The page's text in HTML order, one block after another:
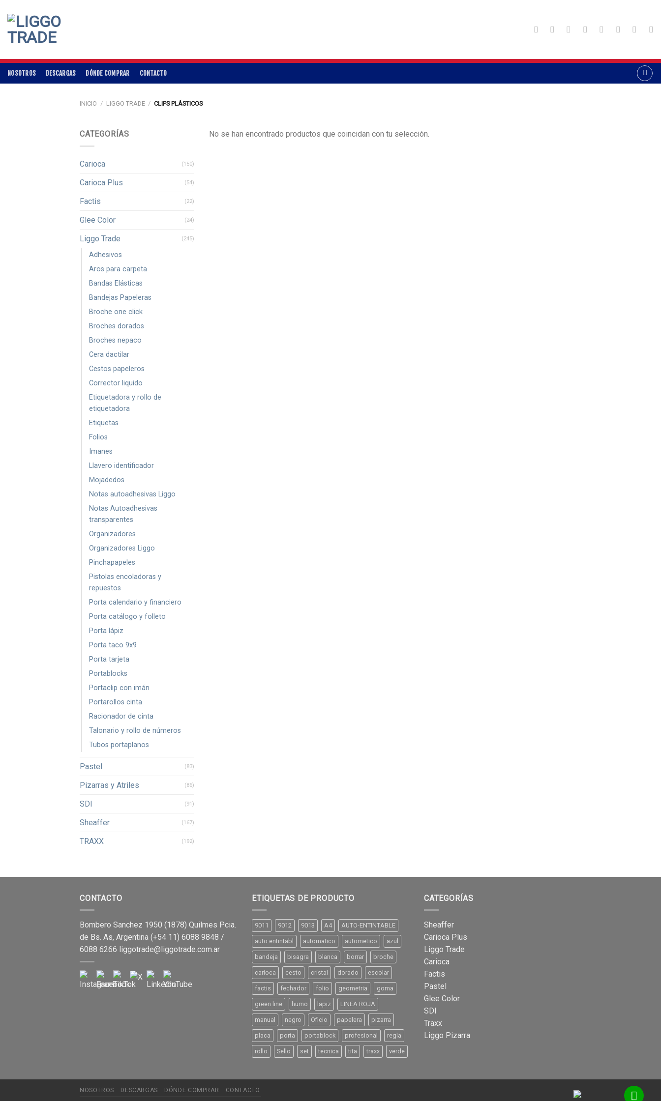
content
NOSOTROS DESCARGAS DÓNDE COMPRAR CONTACTO
INICIO / LIGGO TRADE / CLIPS PLÁSTICOS
CATEGORÍAS
Carioca (150)
Carioca Plus (54)
Factis (22)
Glee Color (24)
Liggo Trade (245)
Adhesivos
Aros para carpeta
Bandas Elásticas
Bandejas Papeleras
Broche one click
Broches dorados
Broches nepaco
Cera dactilar
Cestos papeleros
Corrector liquido
Etiquetadora y rollo de
etiquetadora
Etiquetas
Folios
Imanes
Llavero identificador
Mojadedos
Notas autoadhesivas Liggo
Notas Autoadhesivas
transparentes
Organizadores
Organizadores Liggo
Pinchapapeles
Pistolas encoladoras y
repuestos
Porta calendario y financiero
Porta catálogo y folleto
Porta lápiz
Porta taco 9x9
Porta tarjeta
Portablocks
Portaclip con imán
Portarollos cinta
Racionador de cinta
Talonario y rollo de números
Tubos portaplanos
Pastel (83)
Pizarras y Atriles (86)
SDI (91)
Sheaffer (167)
TRAXX (192)
No se han encontrado productos que coincidan con tu selección.
CONTACTO
Bombero Sanchez 1950 (1878) Quilmes Pcia.
de Bs. As, Argentina (+54 11) 6088 9848 /
6088 6266 liggotrade@liggotrade.com.ar
ETIQUETAS DE PRODUCTO
9011 9012 9013 A4 AUTO-ENTINTABLE
auto entintabl automatico autometico azul
bandeja bisagra blanca borrar broche
carioca cesto cristal dorado escolar
factis fechador folio geometria goma
green line humo lapiz LINEA ROJA
manual negro Oficio papelera pizarra
placa porta portablock profesional regla
rollo Sello set tecnica tita traxx verde
CATEGORÍAS
Sheaffer
Carioca Plus
Liggo Trade
Carioca
Factis
Pastel
Glee Color
SDI
Traxx
Liggo Pizarra
NOSOTROS DESCARGAS DÓNDE COMPRAR CONTACTO